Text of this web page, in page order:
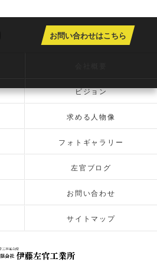
お問い合わせはこちら
ビジョン
求める人物像
フォトギャラリー
左官ブログ
お問い合わせ
サイトマップ